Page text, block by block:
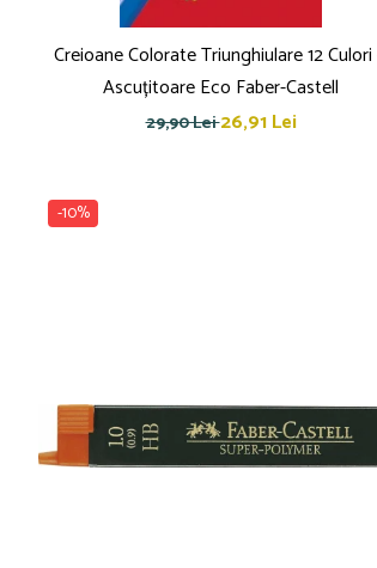
Creioane Colorate Triunghiulare 12
Ascuțitoare Eco Faber-Castell
29,90 Lei26,91 Lei
-10%